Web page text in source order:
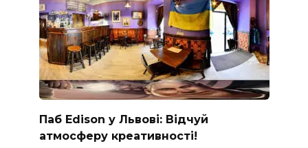
Паб Edison у Львові: Відчуй
атмосферу креативності!